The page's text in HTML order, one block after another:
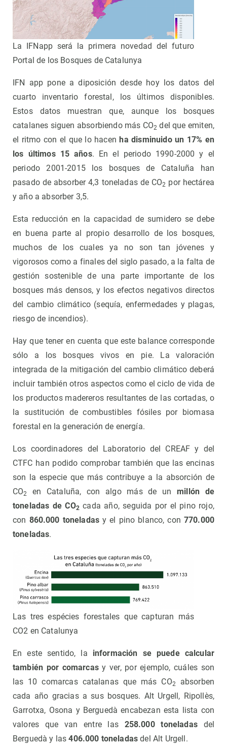
La IFNapp será la primera novedad del futuro
Portal de los Bosques de Catalunya
IFN app pone a diposición desde hoy los datos del
cuarto inventario forestal, los últimos disponibles.
Estos datos muestran que, aunque los bosques
catalanes siguen absorbiendo más CO2 del que emiten,
el ritmo con el que lo hacenha disminuido un 17% en
los últimos 15 años. En el periodo 1990-2000 y el
periodo 2001-2015 los bosques de Cataluña han
pasado de absorber 4,3 toneladas de CO2 por hectárea
y año a absorber 3,5.
Esta reducción en la capacidad de sumidero se debe
en buena parte al propio desarrollo de los bosques,
muchos de los cuales ya no son tan jóvenes y
vigorosos como a finales del siglo pasado, a la falta de
gestión sostenible de una parte importante de los
bosques más densos, y los efectos negativos directos
del cambio climático (sequía, enfermedades y plagas,
riesgo de incendios).
Hay que tener en cuenta que este balance corresponde
sólo a los bosques vivos en pie. La valoración
integrada de la mitigación del cambio climático deberá
incluir también otros aspectos como el ciclo de vida de
los productos madereros resultantes de las cortadas, o
la sustitución de combustibles fósiles por biomasa
forestal en la generación de energía.
Los coordinadores del Laboratorio del CREAF y del
CTFC han podido comprobar también que las encinas
son la especie que más contribuye a la absorción de
CO2 en Cataluña, con algo más de unmillón de
toneladas de CO2 cada año, seguida por el pino rojo,
con 860.000 toneladas y el pino blanco, con 770.000
toneladas.
Las tres espécies forestales que capturan más
CO2 en Catalunya
En este sentido, la información se puede calcular
también por comarcasy ver, por ejemplo, cuáles son
las 10 comarcas catalanas que más CO2
absorben
cada año gracias a sus bosques. Alt Urgell, Ripollès,
Garrotxa, Osona y Berguedà encabezan esta lista con
valores que van entre las 258.000 toneladasdel
Berguedà y las406.000 toneladas del Alt Urgell.